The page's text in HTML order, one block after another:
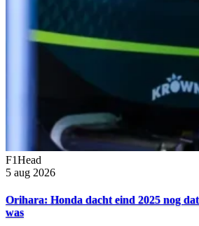
F1Head
5 aug 2026
Orihara: Honda dacht eind 2025 nog dat
was